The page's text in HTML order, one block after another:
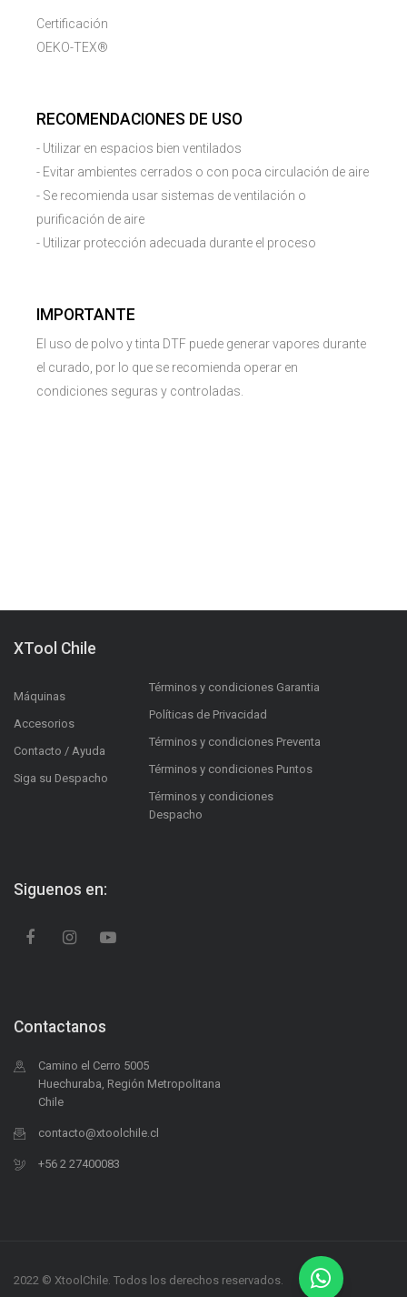
Certificación
OEKO-TEX®
RECOMENDACIONES DE USO
- Utilizar en espacios bien ventilados
- Evitar ambientes cerrados o con poca circulación de aire
- Se recomienda usar sistemas de ventilación o
purificación de aire
- Utilizar protección adecuada durante el proceso
IMPORTANTE
El uso de polvo y tinta DTF puede generar vapores durante
el curado, por lo que se recomienda operar en
condiciones seguras y controladas.
XTool Chile
Máquinas
Accesorios
Contacto / Ayuda
Siga su Despacho
Términos y condiciones Garantia
Políticas de Privacidad
Términos y condiciones Preventa
Términos y condiciones Puntos
Términos y condiciones
Despacho
Siguenos en:
Contactanos
Camino el Cerro 5005
Huechuraba, Región Metropolitana
Chile
contacto@xtoolchile.cl
+56 2 27400083
2022 © XtoolChile. Todos los derechos reservados.